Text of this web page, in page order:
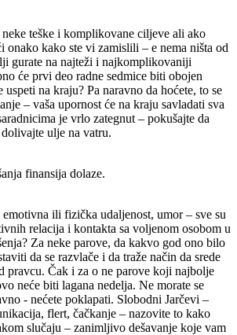
neke teške i komplikovane ciljeve ali ako
onako kako ste vi zamislili – e nema ništa od
gurate na najteži i najkomplikovaniji
će prvi deo radne sedmice biti obojen
uspeti na kraju? Pa naravno da hoćete, to se
– vaša upornost će na kraju savladati sva
je vrlo zategnut – pokušajte da
ulje na vatru.
finansija dolaze.
emotivna ili fizička udaljenost, umor – sve su
relacija i kontakta sa voljenom osobom u
Za neke parove, da kakvo god ono bilo
da se razvlače i da traže način da srede
pravcu. Čak i za o ne parove koji najbolje
neće biti lagana nedelja. Ne morate se
- nećete poklapati. Slobodni Jarčevi –
flert, čačkanje – nazovite to kako
slučaju – zanimljivo dešavanje koje vam